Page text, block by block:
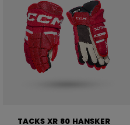
TACKS XR 80 HANSKER